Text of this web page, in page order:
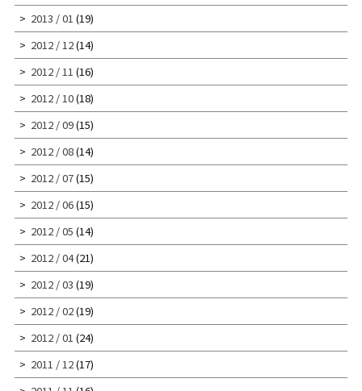
2013 / 01 (19)
2012 / 12(14)
2012 / 11 (16)
2012 / 10(18)
2012 / 09(15)
2012 / 08(14)
2012 / 07(15)
2012 / 06(15)
2012 / 05 (14)
2012 / 04(21)
2012 / 03 (19)
2012 / 02(19)
2012 / 01 (24)
2011 / 12(17)